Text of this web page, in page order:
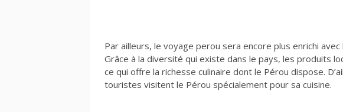
Par ailleurs, le voyage perou sera encore plus enrichi
Grâce à la diversité qui existe dans le pays, les produits
ce qui offre la richesse culinaire dont le Pérou dispose.
touristes visitent le Pérou spécialement pour sa cuisine.